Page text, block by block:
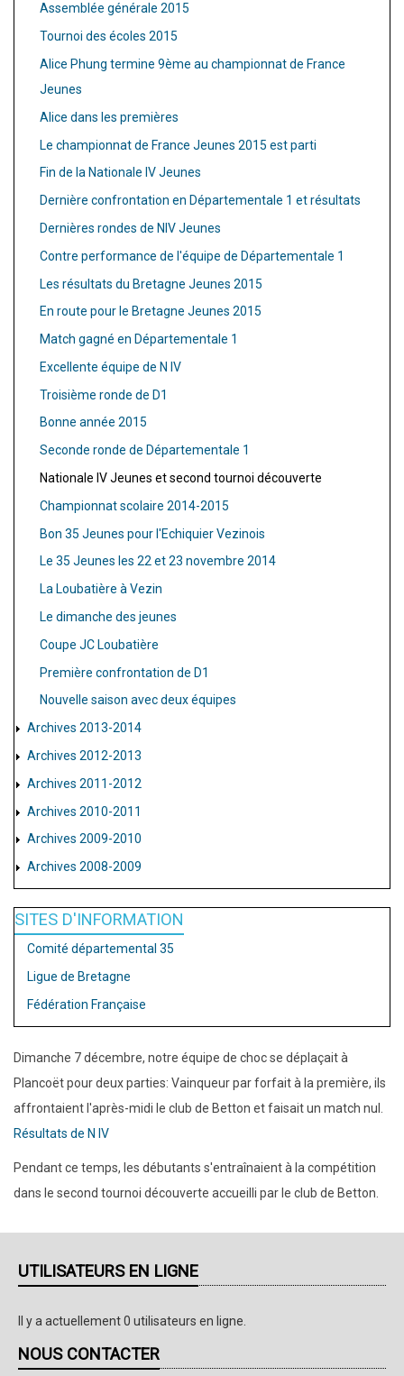
Assemblée générale 2015
Tournoi des écoles 2015
Alice Phung termine 9ème au championnat de France
Jeunes
Alice dans les premières
Le championnat de France Jeunes 2015 est parti
Fin de la Nationale IV Jeunes
Dernière confrontation en Départementale 1 et résultats
Dernières rondes de NIV Jeunes
Contre performance de l'équipe de Départementale 1
Les résultats du Bretagne Jeunes 2015
En route pour le Bretagne Jeunes 2015
Match gagné en Départementale 1
Excellente équipe de N IV
Troisième ronde de D1
Bonne année 2015
Seconde ronde de Départementale 1
Nationale IV Jeunes et second tournoi découverte
Championnat scolaire 2014-2015
Bon 35 Jeunes pour l'Echiquier Vezinois
Le 35 Jeunes les 22 et 23 novembre 2014
La Loubatière à Vezin
Le dimanche des jeunes
Coupe JC Loubatière
Première confrontation de D1
Nouvelle saison avec deux équipes
Archives 2013-2014
Archives 2012-2013
Archives 2011-2012
Archives 2010-2011
Archives 2009-2010
Archives 2008-2009
SITES D'INFORMATION
Comité départemental 35
Ligue de Bretagne
Fédération Française
Dimanche 7 décembre, notre équipe de choc se déplaçait à
Plancoët pour deux parties: Vainqueur par forfait à la première, ils
affrontaient l'après-midi le club de Betton et faisait un match nul.
Résultats de N IV
Pendant ce temps, les débutants s'entraînaient à la compétition
dans le second tournoi découverte accueilli par le club de Betton.
UTILISATEURS EN LIGNE
Il y a actuellement 0 utilisateurs en ligne.
NOUS CONTACTER